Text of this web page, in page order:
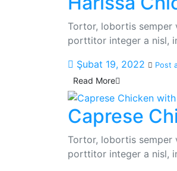
Tortor, lobortis semper
porttitor integer a nisl,
Şubat 19, 2022
Post
Read More
Caprese
Tortor, lobortis semper
porttitor integer a nisl,